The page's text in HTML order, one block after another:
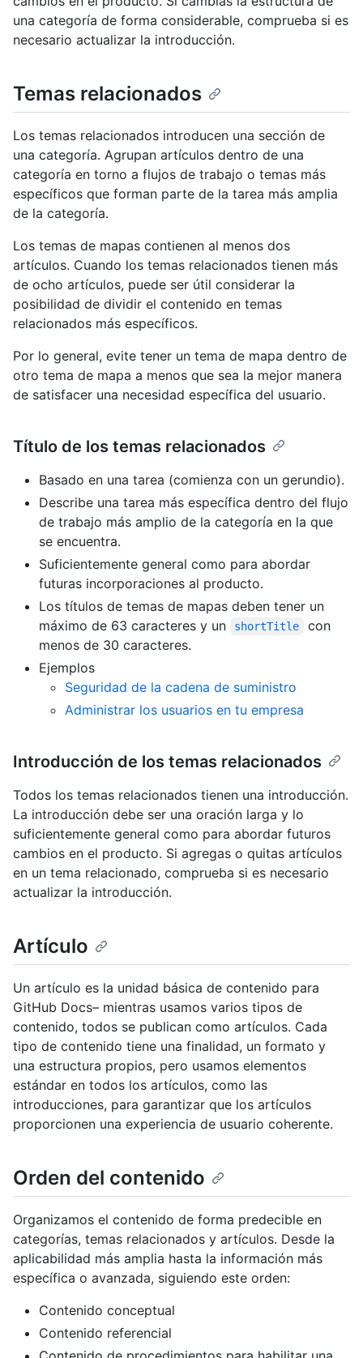
una categoría de forma considerable, comprueba si es
necesario actualizar la introducción.
Temas relacionados
Los temas relacionados introducen una sección de
una categoría. Agrupan artículos dentro de una
categoría en torno a flujos de trabajo o temas más
específicos que forman parte de la tarea más amplia
de la categoría.
Los temas de mapas contienen al menos dos
artículos. Cuando los temas relacionados tienen más
de ocho artículos, puede ser útil considerar la
posibilidad de dividir el contenido en temas
relacionados más específicos.
Por lo general, evite tener un tema de mapa dentro de
otro tema de mapa a menos que sea la mejor manera
de satisfacer una necesidad específica del usuario.
Título de los temas relacionados
Basado en una tarea (comienza con un gerundio).
Describe una tarea más específica dentro del flujo
de trabajo más amplio de la categoría en la que
se encuentra.
Suficientemente general como para abordar
futuras incorporaciones al producto.
Los títulos de temas de mapas deben tener un
máximo de 63 caracteres y un
shortTitle
con
menos de 30 caracteres.
Ejemplos
Seguridad de la cadena de suministro
Administrar los usuarios en tu empresa
Introducción de los temas relacionados
Todos los temas relacionados tienen una introducción.
La introducción debe ser una oración larga y lo
suficientemente general como para abordar futuros
cambios en el producto. Si agregas o quitas artículos
en un tema relacionado, comprueba si es necesario
actualizar la introducción.
Artículo
Un artículo es la unidad básica de contenido para
GitHub Docs– mientras usamos varios tipos de
contenido, todos se publican como artículos. Cada
tipo de contenido tiene una finalidad, un formato y
una estructura propios, pero usamos elementos
estándar en todos los artículos, como las
introducciones, para garantizar que los artículos
proporcionen una experiencia de usuario coherente.
Orden del contenido
Organizamos el contenido de forma predecible en
categorías, temas relacionados y artículos. Desde la
aplicabilidad más amplia hasta la información más
específica o avanzada, siguiendo este orden:
Contenido conceptual
Contenido referencial